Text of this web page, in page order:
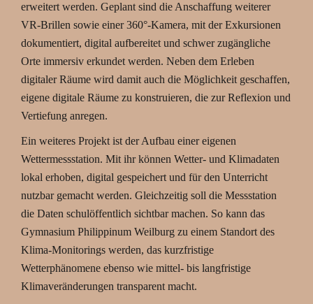
erweitert werden. Geplant sind die Anschaffung weiterer
VR-Brillen sowie einer 360°-Kamera, mit der Exkursionen
dokumentiert, digital aufbereitet und schwer zugängliche
Orte immersiv erkundet werden. Neben dem Erleben
digitaler Räume wird damit auch die Möglichkeit geschaffen,
eigene digitale Räume zu konstruieren, die zur Reflexion und
Vertiefung anregen.
Ein weiteres Projekt ist der Aufbau einer eigenen
Wettermessstation. Mit ihr können Wetter- und Klimadaten
lokal erhoben, digital gespeichert und für den Unterricht
nutzbar gemacht werden. Gleichzeitig soll die Messstation
die Daten schulöffentlich sichtbar machen. So kann das
Gymnasium Philippinum Weilburg zu einem Standort des
Klima-Monitorings werden, das kurzfristige
Wetterphänomene ebenso wie mittel- bis langfristige
Klimaveränderungen transparent macht.